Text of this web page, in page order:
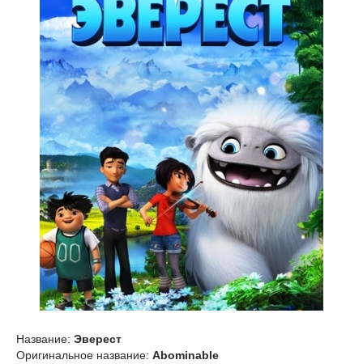
Название: Эверест
Оригинальное название: Abominable